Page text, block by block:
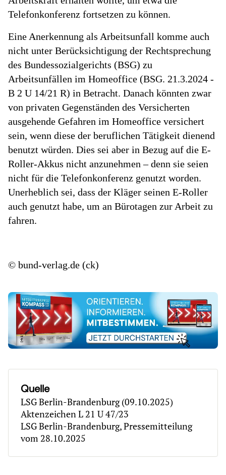
Telefonkonferenz fortsetzen zu können.
Eine Anerkennung als Arbeitsunfall komme auch
nicht unter Berücksichtigung der Rechtsprechung
des Bundessozialgerichts (BSG) zu
Arbeitsunfällen im Homeoffice (BSG. 21.3.2024 -
B 2 U 14/21 R) in Betracht. Danach könnten zwar
von privaten Gegenständen des Versicherten
ausgehende Gefahren im Homeoffice versichert
sein, wenn diese der beruflichen Tätigkeit dienend
benutzt würden. Dies sei aber in Bezug auf die E-
Roller-Akkus nicht anzunehmen – denn sie seien
nicht für die Telefonkonferenz genutzt worden.
Unerheblich sei, dass der Kläger seinen E-Roller
auch genutzt habe, um an Bürotagen zur Arbeit zu
fahren.
© bund-verlag.de (ck)
Quelle
LSG Berlin-Brandenburg (09.10.2025)
Aktenzeichen L 21 U 47/23
LSG Berlin-Brandenburg, Pressemitteilung
vom 28.10.2025